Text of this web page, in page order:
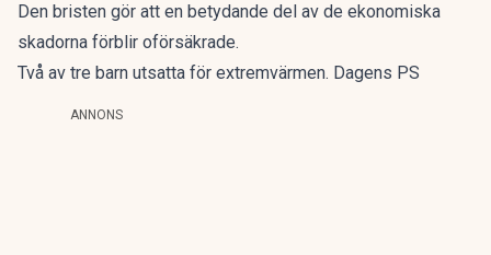
Den bristen gör att en betydande del av de ekonomiska
skadorna förblir oförsäkrade.
Två av tre barn utsatta för extremvärmen. Dagens PS
ANNONS